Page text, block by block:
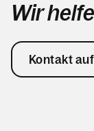
Wir
Kontakt